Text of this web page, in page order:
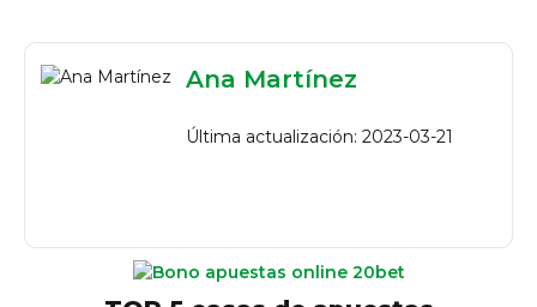
Ana Martínez
Última actualización: 2023-03-21